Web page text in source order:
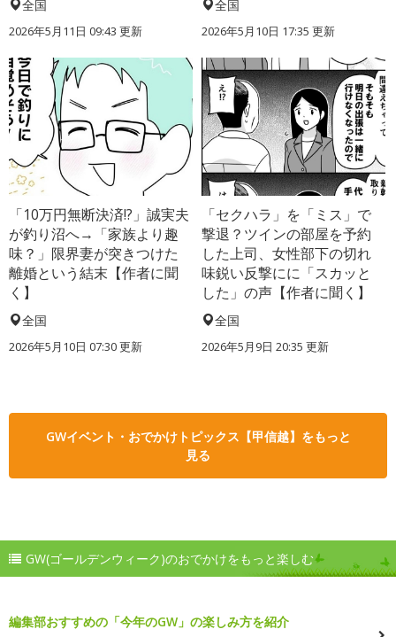
全国
2026年5月11日 09:43 更新
全国
2026年5月10日 17:35 更新
「10万円無断決済!?」誠実夫
が釣り沼へ→「家族より趣
味？」限界妻が突きつけた
離婚という結末【作者に聞
く】
全国
2026年5月10日 07:30 更新
「セクハラ」を「ミス」で
撃退？ツインの部屋を予約
した上司、女性部下の切れ
味鋭い反撃にに「スカッと
した」の声【作者に聞く】
全国
2026年5月9日 20:35 更新
GWイベント・おでかけトピックス【甲信越】をもっと
見る
GW(ゴールデンウィーク)のおでかけをもっと楽しむ
編集部おすすめの「今年のGW」の楽しみ方を紹介